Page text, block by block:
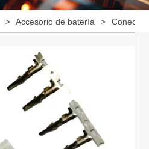
> Accesorio de batería >